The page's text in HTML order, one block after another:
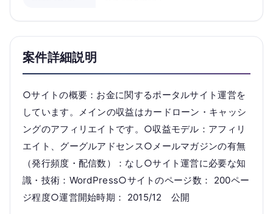
案件詳細説明
○サイトの概要：お金に関するポータルサイト運営を
しています。メインの収益はカードローン・キャッシ
ングのアフィリエイトです。○収益モデル：アフィリ
エイト、グーグルアドセンス○メールマガジンの有無
（発行頻度・配信数）：なし○サイト運営に必要な知
識・技術：WordPress○サイトのページ数： 200ペー
ジ程度○運営開始時期： 2015/12 公開